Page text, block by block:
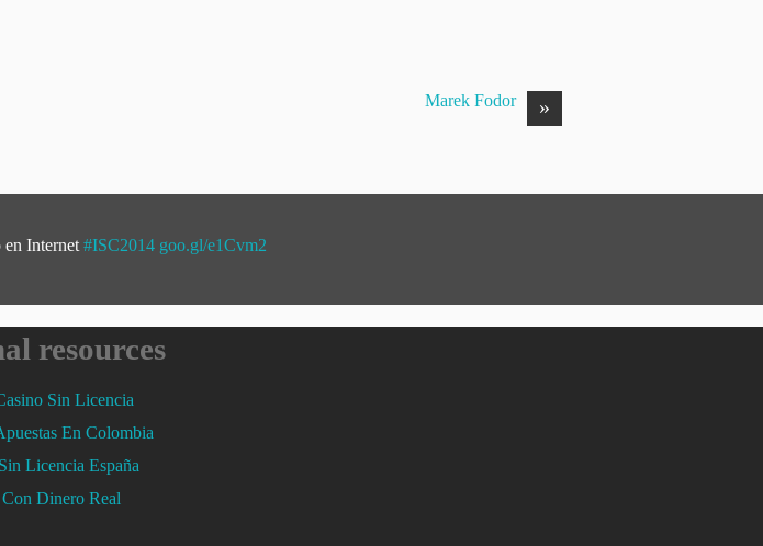
»
Marek Fodor
en Internet #ISC2014 goo.gl/e1Cvm2
resources
Sin Licencia
En Colombia
Licencia España
Con Dinero Real